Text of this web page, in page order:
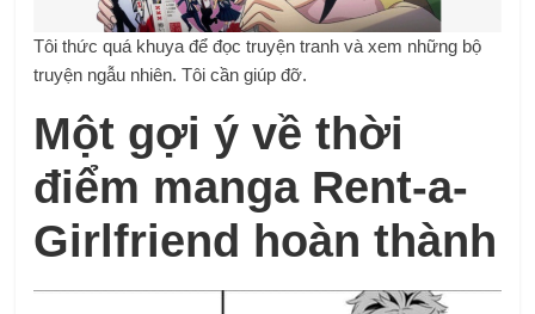
Tôi thức quá khuya để đọc truyện tranh và xem những bộ
truyện ngẫu nhiên. Tôi cần giúp đỡ.
Một gợi ý về thời
điểm manga Rent-a-
Girlfriend hoàn thành